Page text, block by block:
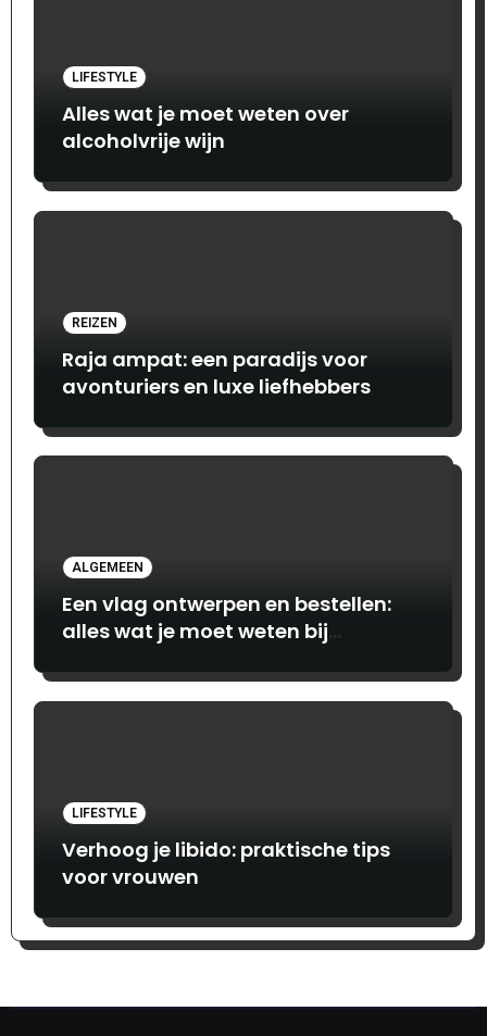
LIFESTYLE
Alles wat je moet weten over
alcoholvrije wijn
REIZEN
Raja ampat: een paradijs voor
avonturiers en luxe liefhebbers
ALGEMEEN
Een vlag ontwerpen en bestellen:
alles wat je moet weten bij
LIFESTYLE
Verhoog je libido: praktische tips
voor vrouwen